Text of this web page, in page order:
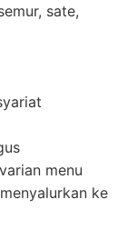
sate,
menu
ke